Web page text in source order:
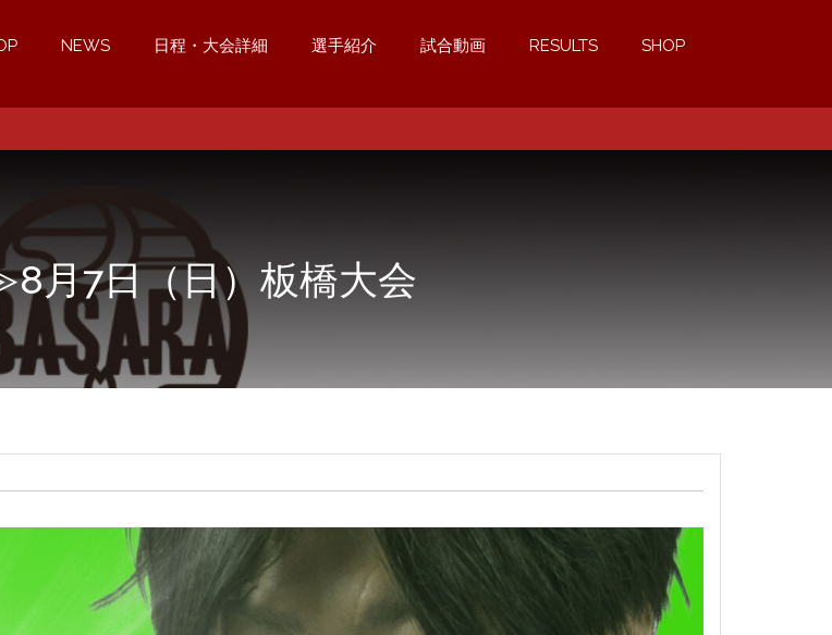
NEWS 日程・大会詳細 選手紹介 試合動画 RESULTS SHOP
月7日（日）板橋大会